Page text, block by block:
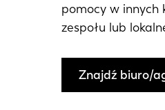
pomocy w innych
zespołu lub
Znajdź biuro/